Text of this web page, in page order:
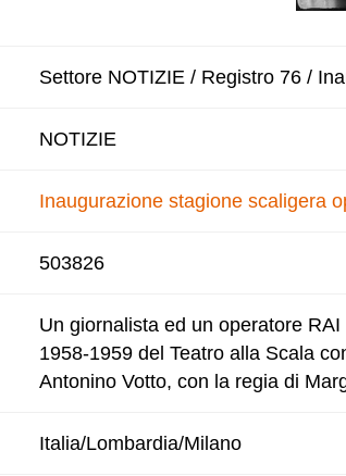
Settore NOTIZIE / Registro 76 /
NOTIZIE
Inaugurazione stagione scaligera
503826
Un giornalista ed un operatore
1958-1959 del Teatro alla Scala
Antonino Votto, con la regia di
Italia/Lombardia/Milano